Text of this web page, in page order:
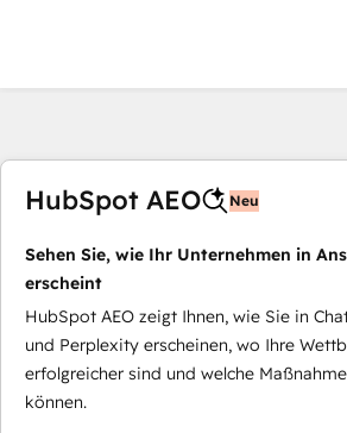
HubSpot AEO Neu
Sehen Sie, wie Ihr Unternehmen in
erscheint
HubSpot AEO zeigt Ihnen, wie Sie in
und Perplexity erscheinen, wo Ihre
erfolgreicher sind und welche
können.